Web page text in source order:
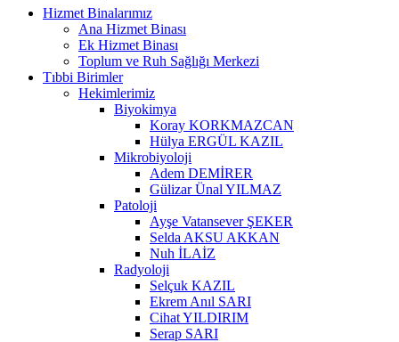
Hizmet Binalarımız
Ana Hizmet Binası
Ek Hizmet Binası
Toplum ve Ruh Sağlığı Merkezi
Tıbbi Birimler
Hekimlerimiz
Biyokimya
Koray KORKMAZCAN
Hülya ERGÜL KAZIL
Mikrobiyoloji
Adem DEMİRER
Gülizar Ünal YILMAZ
Patoloji
Ayşe Vatansever ŞEKER
Selda AKSU AKKAN
Nuh İLAİZ
Radyoloji
Selçuk KAZIL
Ekrem Anıl SARI
Cihat YILDIRIM
Serap SARI